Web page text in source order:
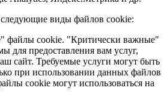
виды файлов cookie:
файлы cookie. "Критически важные"
для предоставления вам услуг,
сайт. Требуемые услуги могут быть
при использовании данных файлов
cookie могут использоваться на